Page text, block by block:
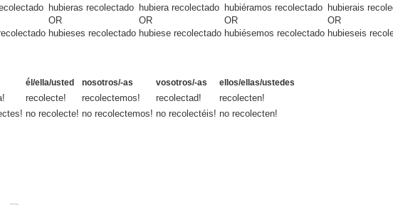
hubieras recolectado
OR
hubieses recolectado
hubiera recolectado
OR
hubiese recolectado
hubiéramos recolectado
OR
hubiésemos recolectado
hubierais
OR
hubieseis
él/ella/usted nosotros/-as vosotros/-as ellos/ellas/ustedes
recolecte! recolectemos! recolectad!
recolecten!
no recolecte! no recolectemos! no recolectéis! no recolecten!